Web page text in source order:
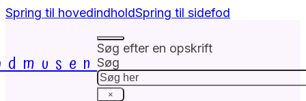
Spring til hovedindholdSpring til sidefod
Søg efter en opskrift
Søg
×